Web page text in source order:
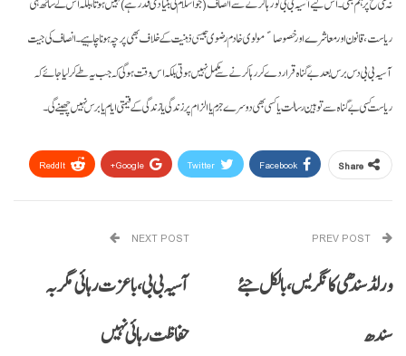
ریاست، قانون اور معاشرے اور خصوصاﹰ مولوی خادم رضوی جیسی ذہنیت کے خلاف بھی پرچہ ہونا چاہیے۔ انصاف کی جیت
آسیہ بی بی دس برس بعد بے گناہ قرار دے کر رہا کرنے سے مکمل نہیں ہوتی بلکہ اس وقت ہو گی کہ جب یہ طے کر لیا جائے کہ
ریاست کسی بے گناہ سے توہین رسالت یا کسی بھی دوسرے جرم یا الزام پر زندگی یا زندگی کے قیمتی ایام یا برس نہیں چھینے گی۔
Share
Facebook
Twitter
Google+
ReddIt
ورلڈ سندھی کانگریس، بالکل جئے
سندھ
NEXT POST
آسیہ بی بی، باعزت رہائی مگر بہ
حفاظت رہائی نہیں